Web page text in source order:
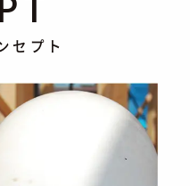
セプト